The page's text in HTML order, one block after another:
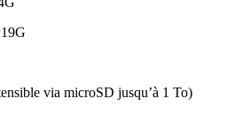
via microSD jusqu’à 1 To)